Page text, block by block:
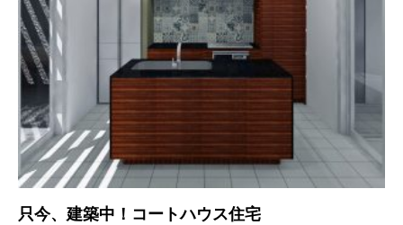
只今、建築中！コートハウス住宅